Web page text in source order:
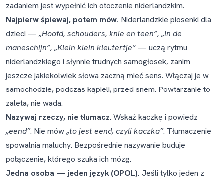
zadaniem jest wypełnić ich otoczenie niderlandzkim.
Najpierw śpiewaj, potem mów. Niderlandzkie piosenki dla
dzieci — „Hoofd, schouders, knie en teen”, „In de
maneschijn”, „Klein klein kleutertje”— uczą rytmu
niderlandzkiego i słynnie trudnych samogłosek, zanim
jeszcze jakiekolwiek słowa zaczną mieć sens. Włączaj je w
samochodzie, podczas kąpieli, przed snem. Powtarzanie to
zaleta, nie wada.
Nazywaj rzeczy, nie tłumacz. Wskaż kaczkę i powiedz
„eend”. Nie mów„to jest eend, czyli kaczka”. Tłumaczenie
spowalnia maluchy. Bezpośrednie nazywanie buduje
połączenie, którego szuka ich mózg.
Jedna osoba — jeden język (OPOL). Jeśli tylko jeden z